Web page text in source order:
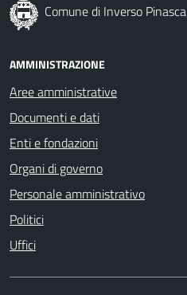
Comune di Inverso Pinasca
AMMINISTRAZIONE
Aree amministrative
Documenti e dati
Enti e fondazioni
Organi di governo
Personale amministrativo
Politici
Uffici